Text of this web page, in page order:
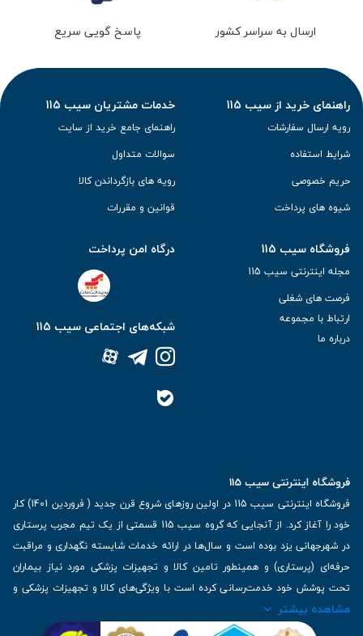
ارسال به سراسر کشور پاسخ گویی سریع
راهنمای خرید از سیب 115
رویه ارسال سفارشات
شرایط استفاده
حریم خصوصی
شیوه های پرداخت
خدمات مشتریان سیب 115
راهنمای جامع خرید از سایت
سوالات متداول
رویه های بازگرداندن کالا
قوانین و مقررات
فروشگاه سیب 115
مجله اینترنتی سیب 115
فرصت های شغلی
ارتباط با مجموعه
درباره ما
درگاه امن پرداخت
شبکه‌های اجتماعی سیب 115
فروشگاه اینترنتی سیب 115
فروشگاه اینترنتی سیب 115 در اولین روزهای شروع قرن جدید ( فروردین 1401) کار
خود را آغاز کرد. از آنجایی که گروه سیب 115 قسمتی از یک تیم مجرب پرستاری
در شهرجهانی یزد بوده است و سال‌ها در ارائه خدمات شایسته نگهداری و مراقبت
حرفه‌ای (پرستاری) و همینطور تامین کالا و تجهیزات پزشکی مورد نیاز بیماران
تحت پوشش خود خدمت‌رسانی کرده است با ویژگی‌های کالا و تجهیزات پزشکی و
برترین برندهای موجود در بازار اطلاعات بسیار ارزشمندی را دارا می‌باشد
مشاهده بیشتر